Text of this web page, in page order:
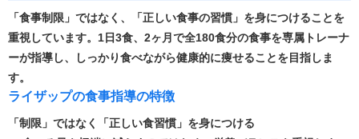
「食事制限」ではなく、「正しい食事の習慣」を身につけることを
重視しています。​1日3食、2ヶ月で全180食分の食事を専属トレーナ
ーが指導し、しっかり食べながら健康的に痩せることを目指しま
す。 ​
ライザップの食事指導の特徴​
「制限」ではなく「正しい食習慣」を身につける